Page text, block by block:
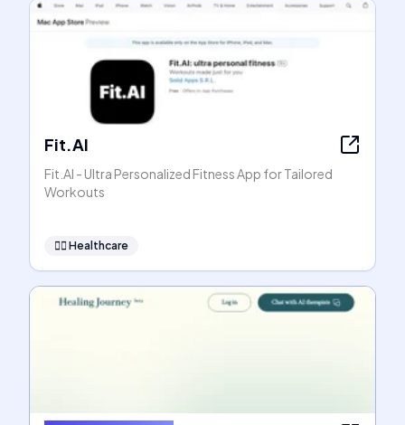
Fit.AI
Fit.AI - Ultra Personalized Fitness App for Tailored
Workouts
👩‍⚕️ Healthcare